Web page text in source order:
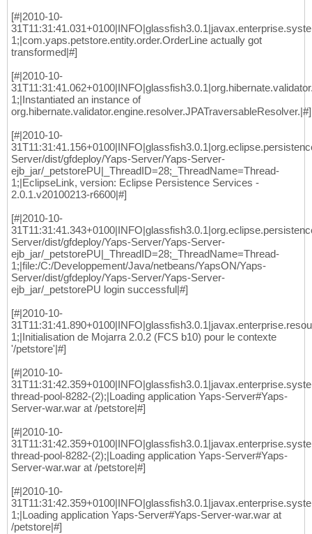
[#|2010-10-
1;|com.yaps.petstore.entity.order.OrderLine actually got
transformed|#]
[#|2010-10-
1;|Instantiated an instance of
org.hibernate.validator.engine.resolver.JPATraversableResolver.|#]
[#|2010-10-
Server/dist/gfdeploy/Yaps-Server/Yaps-Server-
ejb_jar/_petstorePU|_ThreadID=28;_ThreadName=Thread-
1;|EclipseLink, version: Eclipse Persistence Services -
2.0.1.v20100213-r6600|#]
[#|2010-10-
Server/dist/gfdeploy/Yaps-Server/Yaps-Server-
ejb_jar/_petstorePU|_ThreadID=28;_ThreadName=Thread-
1;|file:/C:/Developpement/Java/netbeans/YapsON/Yaps-
Server/dist/gfdeploy/Yaps-Server/Yaps-Server-
ejb_jar/_petstorePU login successful|#]
[#|2010-10-
1;|Initialisation de Mojarra 2.0.2 (FCS b10) pour le contexte
'/petstore'|#]
[#|2010-10-
thread-pool-8282-(2);|Loading application Yaps-Server#Yaps-
Server-war.war at /petstore|#]
[#|2010-10-
thread-pool-8282-(2);|Loading application Yaps-Server#Yaps-
Server-war.war at /petstore|#]
[#|2010-10-
1;|Loading application Yaps-Server#Yaps-Server-war.war at
/petstore|#]